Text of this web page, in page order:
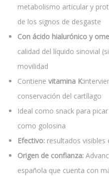
metabolismo articular y
de los signos de desgaste
Con ácido hialurónico y
calidad del líquido sinovial
movilidad
Contiene vitamina K:
conservación del cartílago
Ideal como snack para
como golosina
Efectivo: resultados visibles
Origen de confianza:
española que cuenta con